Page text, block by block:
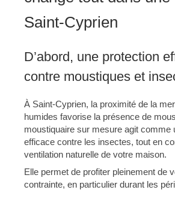
Saint-Cyprien
D’abord, une protection
contre moustiques et
À Saint-Cyprien, la proximité de la
humides favorise la présence de
moustiquaire sur mesure agit comme
efficace contre les insectes, tout en
ventilation naturelle de votre maison.
Elle permet de profiter pleinement de
contrainte, en particulier durant les